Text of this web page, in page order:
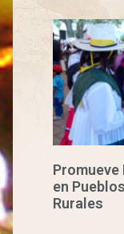
Promueve
en
Rurales